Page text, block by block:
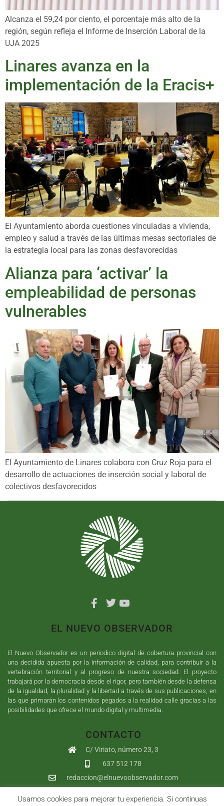
Alcanza el 59,24 por ciento, el porcentaje más alto de la
región, según refleja el Informe de Inserción Laboral de la
UJA 2025
Linares avanza en la
implementación de la Eracis+
El Ayuntamiento aborda cuestiones vinculadas a vivienda,
empleo y salud a través de las últimas mesas sectoriales de
la estrategia local para las zonas desfavorecidas
Alianza para ‘activar’ la
empleabilidad de personas
vulnerables
El Ayuntamiento de Linares colabora con Cruz Roja para el
desarrollo de actuaciones de inserción social y laboral de
colectivos desfavorecidos
EL NUEVO OBSERVADOR
El Nuevo Observador es un periodico digital de cobertura provincial con
una decidida apuesta por la información de calidad, para contribuir a la
vertebración territorial y al progreso de nuestra sociedad. El proyecto
trabajará por la democracia desde el rigor, pero también desde la defensa
de la igualdad, la pluralidad y la libertad a través de sus publicaciones, en
las que primarán los contenidos pegados a la realidad calle gracias a las
posibilidades que ofrece el mundo digital y multimedia.
CONTACTO
C/ Viriato, número 23, 3
637 512 178
redaccion@elnuevoobservador.com
Usamos cookies para mejorar tu experiencia. Si continuas